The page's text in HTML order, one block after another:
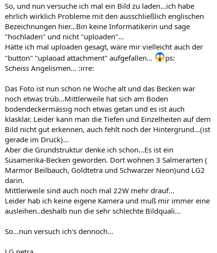
So, und nun versuche ich mal ein Bild zu laden...ich habe
ehrlich wirklich Probleme mit den ausschließlich englischen
Bezeichnungen hier...Bin keine Informatikerin und sage
"hochladen" und nicht "uploaden"...
Hätte ich mal uploaden gesagt, wäre mir vielleicht auch der
"button" "uplaoad attachment" aufgefallen...
ps:
Scheiss Angelismen... :irre:
Das Foto ist nun schon ne Woche alt und das Becken war
noch etwas trüb...Mittlerweile hat sich am Boden
bodendeckermässig noch etwas getan und es ist auch
klasklar. Leider kann man die Tiefen und Einzelheiten auf dem
Bild nicht gut erkennen, auch fehlt noch der Hintergrund...(ist
gerade im Druck)...
Aber die Grundstruktur denke ich schon...Es ist ein
Süsamerika-Becken geworden. Dort wohnen 3 Salmerarten (
Marmor Beilbauch, Goldtetra und Schwarzer Neon)und LG2
darin.
Mittlerweile sind auch noch mal 22W mehr drauf...
Leider hab ich keine eigene Kamera und muß mir immer eine
ausleihen..deshalb nun die sehr schlechte Bildquali...
So...nun versuch ich's dennoch...